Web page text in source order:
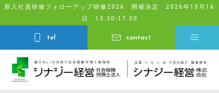
Skip
新入社員研修フォローアップ研修2026 開催決定 2026年10月16
日 13:30-17:00
tel contact